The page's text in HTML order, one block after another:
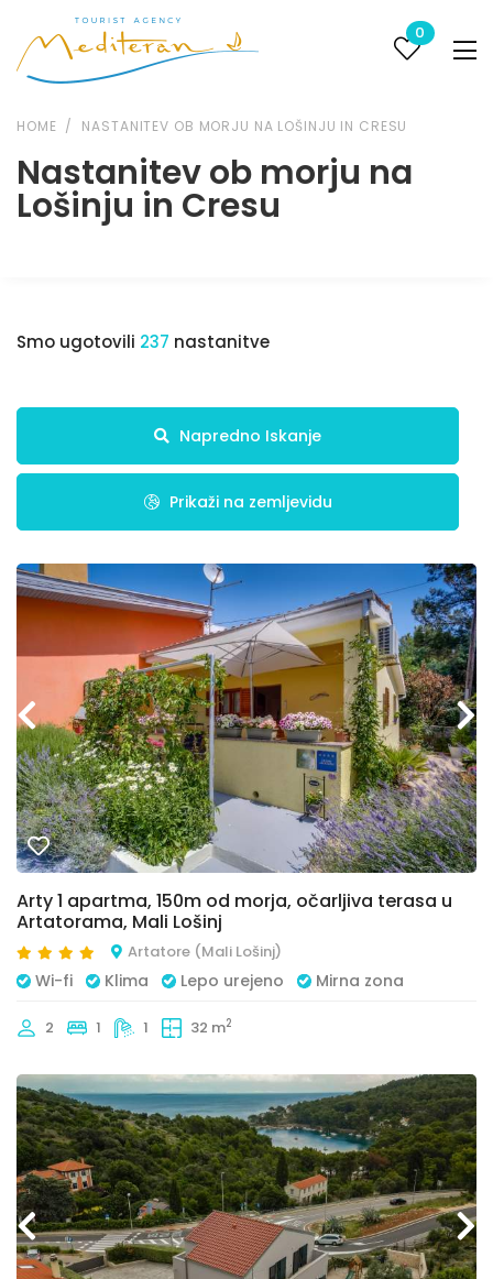
0
HOME NASTANITEV OB MORJU NA LOŠINJU IN CRESU
Nastanitev ob morju na
Lošinju in Cresu
Smo ugotovili 237 nastanitve
Napredno Iskanje
Prikaži na zemljevidu
Arty 1 apartma, 150m od morja, očarljiva terasa u
Artatorama, Mali Lošinj
Artatore (Mali Lošinj)
Wi-fi Klima Lepo urejeno Mirna zona
2 1 1 32 m2